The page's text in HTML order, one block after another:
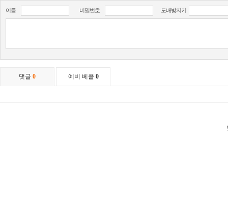
이름 비밀번호 도배방지키
댓글 0 예비 베플 0